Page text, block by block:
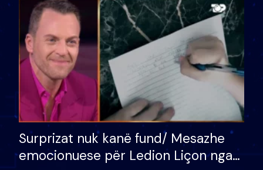
mungojë zilja e mëngjesit kur…
Surprizat nuk kanë fund/ Mesazhe
emocionuese për Ledion Liçon nga